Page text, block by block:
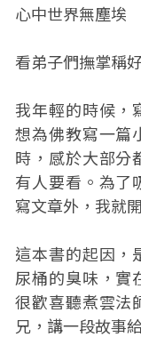
心中世界無塵埃
看弟子們撫掌稱
我年輕的時候，
想為佛教寫一篇
時，感於大部分
有人要看。為了
寫文章外，我就
這本書的起因，
尿桶的臭味，實
很歡喜聽煮雲法
兄，講一段故事